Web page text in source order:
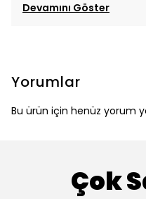
Devamını Göster
Yorumlar
Bu ürün için henüz yorum
Çok